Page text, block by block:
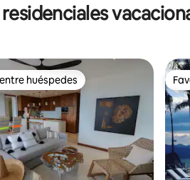
huéspedes
huéspedes